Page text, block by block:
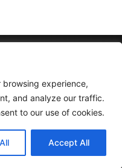
browsing experience,
and analyze our traffic.
to our use of cookies.
Accept All